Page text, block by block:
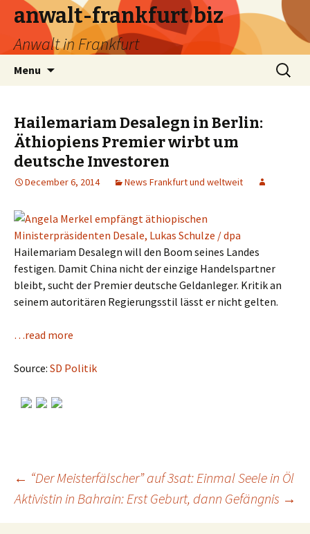
anwalt-frankfurt.biz
Anwalt in Frankfurt
Menu
Search
for:
Hailemariam Desalegn in Berlin:
Äthiopiens Premier wirbt um
deutsche Investoren
December 6, 2014 News Frankfurt und weltweit
Hailemariam Desalegn will den Boom seines Landes
festigen. Damit China nicht der einzige Handelspartner
bleibt, sucht der Premier deutsche Geldanleger. Kritik an
seinem autoritären Regierungsstil lässt er nicht gelten.
…read more
Source: SD Politik
Post
← “Der Meisterfälscher” auf 3sat: Einmal Seele in Öl
Aktivistin in Bahrain: Erst Geburt, dann Gefängnis →